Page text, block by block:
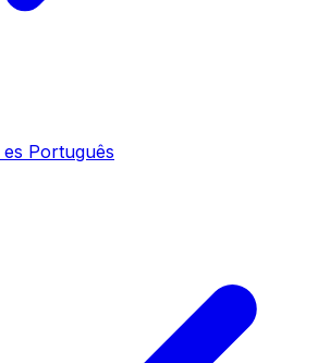
es Português